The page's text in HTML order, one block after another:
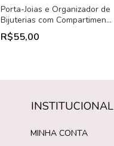
Porta-Joias e Organizador de
Bijuterias com Compartimento
Duplo | Utimix
R$55,00
INSTITUCIONAL
MINHA CONTA